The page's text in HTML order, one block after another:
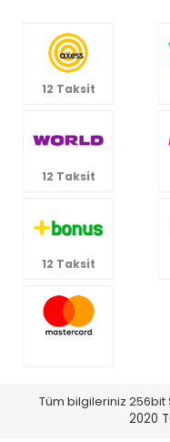
12 Taksit
12 Taksit
12 Taksit
Tüm bilgileriniz 256bit
2020